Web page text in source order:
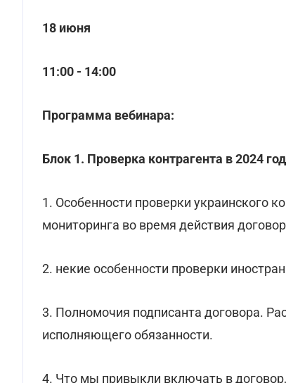
18 июня
11:00 - 14:00
Программа вебинара:
Блок 1. Проверка контрагента в 2024
1. Особенности проверки украинского
мониторинга во время действия
2. некие особенности проверки
3. Полномочия подписанта договора.
исполняющего обязанности.
4. Что мы привыкли включать в